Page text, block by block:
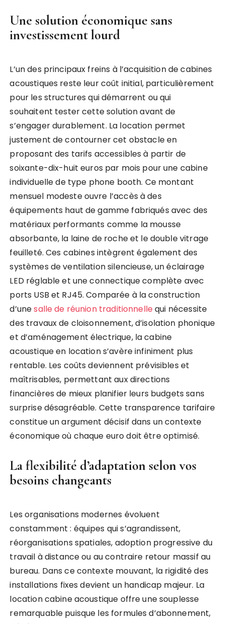
Une solution économique sans
investissement lourd
L’un des principaux freins à l’acquisition de cabines
acoustiques reste leur coût initial, particulièrement
pour les structures qui démarrent ou qui
souhaitent tester cette solution avant de
s’engager durablement. La location permet
justement de contourner cet obstacle en
proposant des tarifs accessibles à partir de
soixante-dix-huit euros par mois pour une cabine
individuelle de type phone booth. Ce montant
mensuel modeste ouvre l’accès à des
équipements haut de gamme fabriqués avec des
matériaux performants comme la mousse
absorbante, la laine de roche et le double vitrage
feuilleté. Ces cabines intègrent également des
systèmes de ventilation silencieuse, un éclairage
LED réglable et une connectique complète avec
ports USB et RJ45. Comparée à la construction
d’unesalle de réunion traditionnellequi nécessite
des travaux de cloisonnement, d’isolation phonique
et d’aménagement électrique, la cabine
acoustique en location s’avère infiniment plus
rentable. Les coûts deviennent prévisibles et
maîtrisables, permettant aux directions
financières de mieux planifier leurs budgets sans
surprise désagréable. Cette transparence tarifaire
constitue un argument décisif dans un contexte
économique où chaque euro doit être optimisé.
La flexibilité d’adaptation selon vos
besoins changeants
Les organisations modernes évoluent
constamment : équipes qui s’agrandissent,
réorganisations spatiales, adoption progressive du
travail à distance ou au contraire retour massif au
bureau. Dans ce contexte mouvant, la rigidité des
installations fixes devient un handicap majeur. La
location cabine acoustique offre une souplesse
remarquable puisque les formules d’abonnement,